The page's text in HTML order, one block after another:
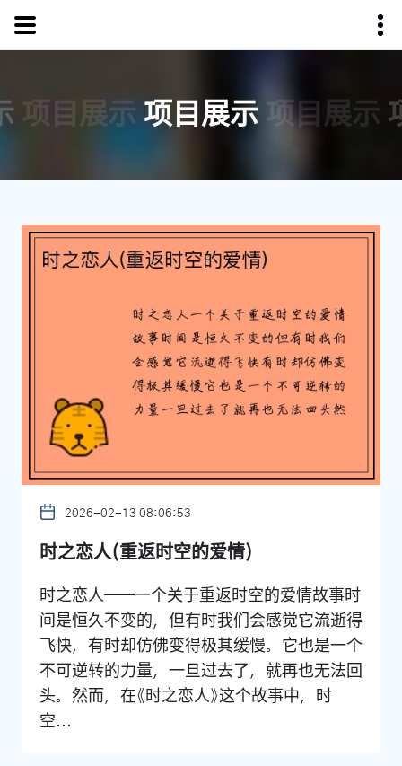
项目展示 项目展示 项目展示
2026-02-13 08:06:53
时之恋人(重返时空的爱情)
时之恋人——一个关于重返时空的爱情故事时
间是恒久不变的，但有时我们会感觉它流逝得
飞快，有时却仿佛变得极其缓慢。它也是一个
不可逆转的力量，一旦过去了，就再也无法回
头。然而，在《时之恋人》这个故事中，时
空...